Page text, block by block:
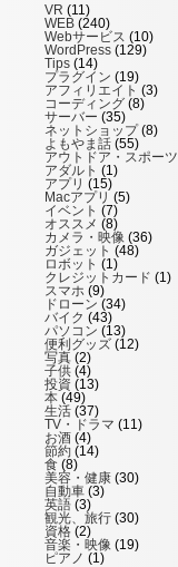
VR (11)
WEB (240)
Webサービス (10)
WordPress (129)
Tips (14)
プラグイン (19)
アフィリエイト (3)
コーディング (8)
サーバー (35)
ネットショップ(8)
よもやま話 (55)
アウトドア・スポーツ
アダルト (1)
アプリ (15)
Macアプリ (5)
イベント (7)
オススメ (8)
カメラ・映像 (36)
ガジェット (48)
ロボット (1)
クレジットカード (1)
スマホ (9)
ドローン (34)
バイク (43)
パソコン (13)
便利グッズ (12)
写真 (2)
子供 (4)
投資 (13)
本 (49)
生活 (37)
TV・ドラマ (11)
お酒 (4)
節約 (14)
食 (8)
美容・健康 (30)
自動車 (3)
英語 (3)
観光、旅行 (30)
資格 (2)
音楽・映像 (19)
ピアノ (1)